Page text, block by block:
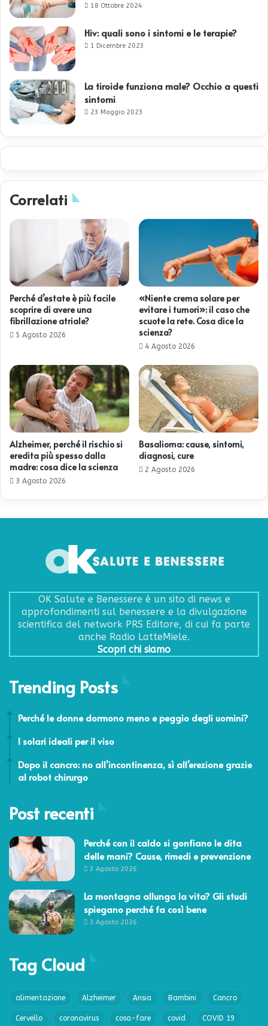
18 Ottobre 2024
Hiv: quali sono i sintomi e le terapie?
1 Dicembre 2023
La tiroide funziona male? Occhio a questi
sintomi
23 Maggio 2023
Correlati
Perché d’estate è più facile
scoprire di avere una
fibrillazione atriale?
5 Agosto 2026
«Niente crema solare per
evitare i tumori»: il caso che
scuote la rete. Cosa dice la
scienza?
4 Agosto 2026
Alzheimer, perché il rischio si
eredita più spesso dalla
madre: cosa dice la scienza
3 Agosto 2026
Basalioma: cause, sintomi,
diagnosi, cure
2 Agosto 2026
OK Salute e Benessere è un sito di news e
approfondimenti sul benessere e la divulgazione
scientifica del network PRS Editore, di cui fa parte
anche Radio LatteMiele.
Scopri chi siamo
Trending Posts
Perché le donne dormono meno e peggio degli uomini?
I solari ideali per il viso
Dopo il cancro: no all’incontinenza, sì all’erezione grazie
al robot chirurgo
Post recenti
Perché con il caldo si gonfiano le dita
delle mani? Cause, rimedi e prevenzione
3 Agosto 2026
La montagna allunga la vita? Gli studi
spiegano perché fa così bene
3 Agosto 2026
Tag Cloud
alimentazione Alzheimer Ansia Bambini Cancro
Cervello coronavirus cosa-fare covid COVID 19